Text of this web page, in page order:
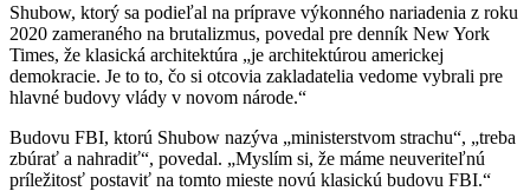
Shubow, ktorý sa podieľal na príprave výkonného nariadenia z roku
2020 zameraného na brutalizmus, povedal pre denník New York
Times, že klasická architektúra „je architektúrou americkej
demokracie. Je to to, čo si otcovia zakladatelia vedome vybrali pre
hlavné budovy vlády v novom národe.“
Budovu FBI, ktorú Shubow nazýva „ministerstvom strachu“, „treba
zbúrať a nahradiť“, povedal. „Myslím si, že máme neuveriteľnú
príležitosť postaviť na tomto mieste novú klasickú budovu FBI.“